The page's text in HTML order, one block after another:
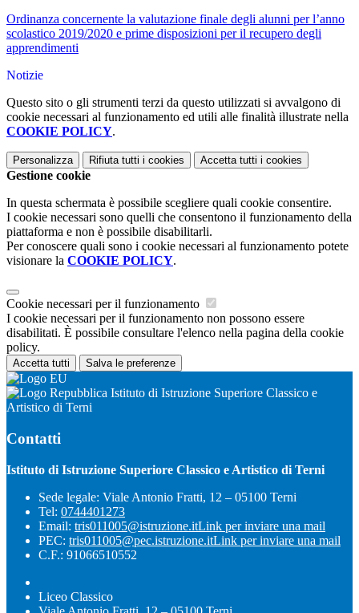
Ordinanza concernente la valutazione finale degli alunni per l’anno
scolastico 2019/2020 e prime disposizioni per il recupero degli
apprendimenti
Notizie
Questo sito o gli strumenti terzi da questo utilizzati si avvalgono di
cookie necessari al funzionamento ed utili alle finalità illustrate nella
COOKIE POLICY.
Personalizza Rifiuta tutti i cookies Accetta tutti i cookies
Gestione cookie
In questa schermata è possibile scegliere quali cookie consentire.
I cookie necessari sono quelli che consentono il funzionamento della
piattaforma e non è possibile disabilitarli.
Per conoscere quali sono i cookie necessari al funzionamento potete
visionare la COOKIE POLICY.
Cookie necessari per il funzionamento
I cookie necessari per il funzionamento non possono essere
disabilitati. È possibile consultare l'elenco nella pagina della cookie
policy.
Accetta tutti Salva le preferenze
Istituto di Istruzione Superiore Classico e
Artistico di Terni
Contatti
Istituto di Istruzione Superiore Classico e Artistico di Terni
Sede legale: Viale Antonio Fratti, 12 – 05100 Terni
Tel: 0744401273
Email: tris011005@istruzione.itLink per inviare una mail
PEC: tris011005@pec.istruzione.itLink per inviare una mail
C.F.: 91066510552
Liceo Classico